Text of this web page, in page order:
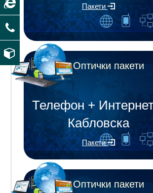
Пакети
Оптички пакети
Телефон +
Кабловска
Пакети
Оптички пакети